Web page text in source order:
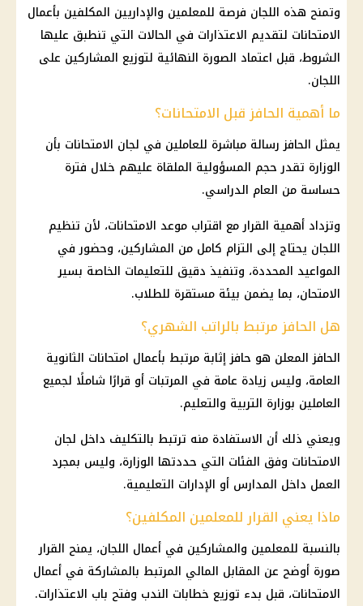
وتمنح هذه اللجان فرصة للمعلمين والإداريين المكلفين بأعمال
الامتحانات لتقديم الاعتذارات في الحالات التي تنطبق عليها
الشروط، قبل اعتماد الصورة النهائية لتوزيع المشاركين على
اللجان.
ما أهمية الحافز قبل الامتحانات؟
يمثل الحافز رسالة مباشرة للعاملين في لجان الامتحانات بأن
الوزارة تقدر حجم المسؤولية الملقاة عليهم خلال فترة
حساسة من العام الدراسي.
وتزداد أهمية القرار مع اقتراب موعد الامتحانات، لأن تنظيم
اللجان يحتاج إلى التزام كامل من المشاركين، وحضور في
المواعيد المحددة، وتنفيذ دقيق للتعليمات الخاصة بسير
الامتحان، بما يضمن بيئة مستقرة للطلاب.
هل الحافز مرتبط بالراتب الشهري؟
الحافز المعلن هو حافز إثابة مرتبط بأعمال امتحانات الثانوية
العامة، وليس زيادة عامة في المرتبات أو قرارًا شاملًا لجميع
العاملين بوزارة التربية والتعليم.
ويعني ذلك أن الاستفادة منه ترتبط بالتكليف داخل لجان
الامتحانات وفق الفئات التي حددتها الوزارة، وليس بمجرد
العمل داخل المدارس أو الإدارات التعليمية.
ماذا يعني القرار للمعلمين المكلفين؟
بالنسبة للمعلمين والمشاركين في أعمال اللجان، يمنح القرار
صورة أوضح عن المقابل المالي المرتبط بالمشاركة في أعمال
الامتحانات، قبل بدء توزيع خطابات الندب وفتح باب الاعتذارات.